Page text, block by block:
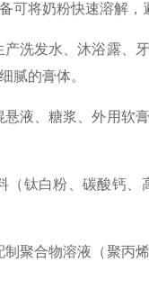
可将奶粉快速溶解，
发水、沐浴露、牙
腻的膏体。
、糖浆、外用软膏
钛白粉、碳酸钙、
合物溶液（聚丙烯